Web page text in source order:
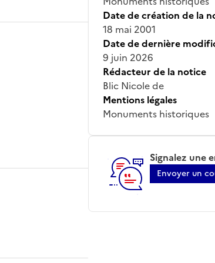
Date de création de la
18 mai 2001
Date de dernière
9 juin 2026
Rédacteur de la notice
Blic Nicole de
Mentions légales
Monuments historiques
Signalez une
Envoyer un